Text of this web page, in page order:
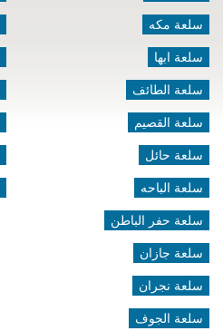
سلعة مكه
سلعة ابها
سلعة الطائف
سلعة القصيم
سلعة حائل
سلعة الباحه
سلعة حفر الباطن
سلعة جازان
سلعة نجران
سلعة الجوف